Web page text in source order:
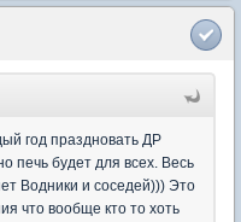
год праздновать ДР
печь будет для всех. Весь
Водники и соседей))) Это
что вообще кто то хоть